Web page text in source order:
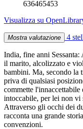
636465453
Visualizza su
Mostra valutazione 4
India, fine anni
il marito, alcolizzato e
bambini. Ma, secondo la
priva di qualsiasi
commette
intoccabile, per lei non vi
Attraverso gli occhi dei
racconta una grande
convenzioni.